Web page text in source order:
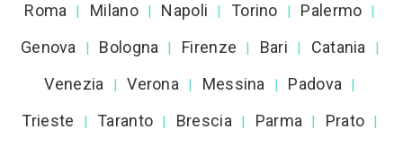
Roma | Milano | Napoli | Torino | Palermo |
Genova | Bologna | Firenze | Bari | Catania |
Venezia | Verona | Messina | Padova |
Trieste | Taranto | Brescia | Parma | Prato |